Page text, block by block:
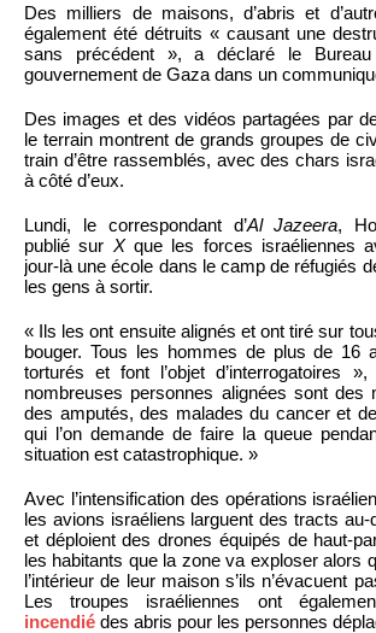
Des milliers de maisons, d’abris et
également été détruits « causant une
sans précédent », a déclaré le
gouvernement de Gaza dans un
Des images et des vidéos partagées par
le terrain montrent de grands groupes de
train d’être rassemblés, avec des chars
à côté d’eux.
Lundi, le correspondant d’Al Jazeera,
publié sur Xque les forces israéliennes
jour-là une école dans le camp de réfugiés
les gens à sortir.
« Ils les ont ensuite alignés et ont tiré sur
bouger. Tous les hommes de plus de 16
torturés et font l’objet d’interrogatoires
nombreuses personnes alignées sont des
des amputés, des malades du cancer et
qui l’on demande de faire la queue
situation est catastrophique. »
Avec l’intensification des opérations
les avions israéliens larguent des tracts
et déploient des drones équipés de haut-
les habitants que la zone va exploser alors
l’intérieur de leur maison s’ils n’évacuent
Les troupes israéliennes ont
incendié des abris pour les personnes